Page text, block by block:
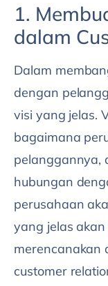
1.
dalam
Dalam
dengan
visi yang jelas.
bagaimana
pelanggannya,
hubungan
perusahaan
yang jelas
merencanakan
customer